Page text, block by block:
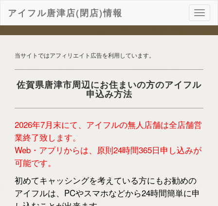
ナ
ビ
ゲ
ン
アイフル唐津店(閉店)情報
当サイトではアフィリエイト広告を利用しています。
佐賀県唐津市周辺にお住まいの方のアイフル
申込み方法
2026年7月末にて、アイフルの無人店舗は全店舗営
業終了致します。
Web・アプリからは、原則24時間365日申し込みが
可能です。
初めてキャッシングを考えている方にもお勧めの
アイフルは、PCやスマホなどから24時間簡単に申